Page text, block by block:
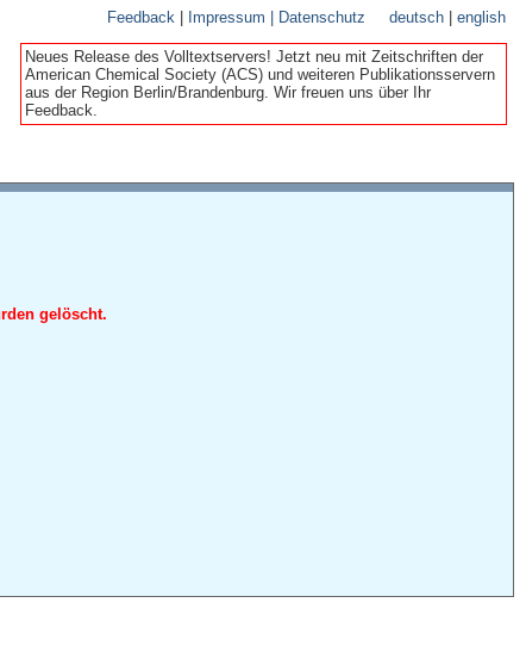
Feedback Impressum | Datenschutz deutsch |english
Neues Release des Volltextservers! Jetzt neu mit Zeitschriften der
American Chemical Society (ACS) und weiteren Publikationsservern
aus der Region Berlin/Brandenburg. Wir freuen uns über Ihr
Feedback.
gelöscht.